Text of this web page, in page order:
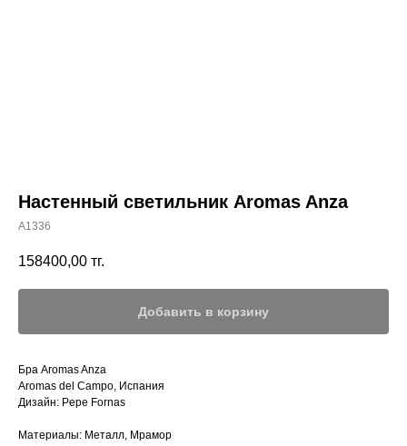
Настенный светильник Aromas Anza
A1336
158400,00 тг.
Добавить в корзину
Бра Aromas Anza
Aromas del Campo, Испания
Дизайн: Pepe Fornas
Материалы: Металл, Мрамор